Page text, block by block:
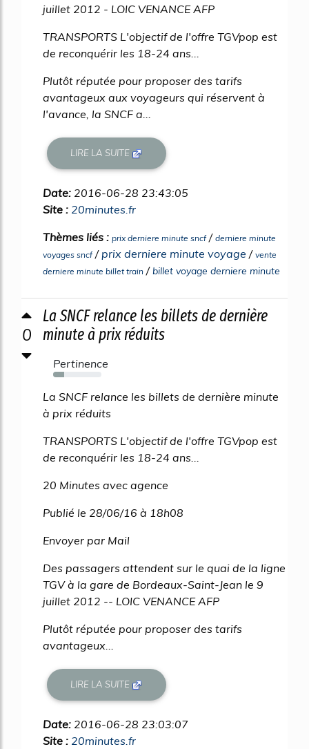
juillet 2012 - LOIC VENANCE AFP
TRANSPORTS L'objectif de l'offre TGVpop est
de reconquérir les 18-24 ans...
Plutôt réputée pour proposer des tarifs
avantageux aux voyageurs qui réservent à
l'avance, la SNCF a...
LIRE LA SUITE
Date: 2016-06-28 23:43:05
Site : 20minutes.fr
Thèmes liés : prix derniere minute sncf/ derniere minute
voyages sncf/ prix derniere minute voyage / vente
derniere minute billet train /billet voyage derniere minute
0
La SNCF relance les billets de dernière
minute à prix réduits
Pertinence
23%
La SNCF relance les billets de dernière minute
à prix réduits
TRANSPORTS L'objectif de l'offre TGVpop est
de reconquérir les 18-24 ans...
20 Minutes avec agence
Publié le 28/06/16 à 18h08
Envoyer par Mail
Des passagers attendent sur le quai de la ligne
TGV à la gare de Bordeaux-Saint-Jean le 9
juillet 2012 -- LOIC VENANCE AFP
Plutôt réputée pour proposer des tarifs
avantageux...
LIRE LA SUITE
Date: 2016-06-28 23:03:07
Site : 20minutes.fr